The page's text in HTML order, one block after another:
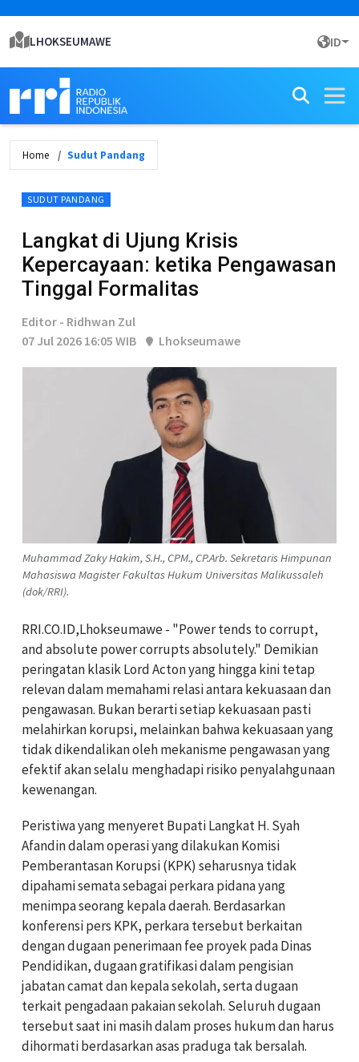
LHOKSEUMAWE ID
Home Sudut Pandang
SUDUT PANDANG
Langkat di Ujung Krisis
Kepercayaan: ketika Pengawasan
Tinggal Formalitas
Editor - Ridhwan Zul
07 Jul 2026 16:05 WIB
Lhokseumawe
Muhammad Zaky Hakim, S.H., CPM., CP.Arb. Sekretaris Himpunan
Mahasiswa Magister Fakultas Hukum Universitas Malikussaleh
(dok/RRI).
RRI.CO.ID,Lhokseumawe - "Power tends to corrupt,
and absolute power corrupts absolutely." Demikian
peringatan klasik Lord Acton yang hingga kini tetap
relevan dalam memahami relasi antara kekuasaan dan
pengawasan. Bukan berarti setiap kekuasaan pasti
melahirkan korupsi, melainkan bahwa kekuasaan yang
tidak dikendalikan oleh mekanisme pengawasan yang
efektif akan selalu menghadapi risiko penyalahgunaan
kewenangan.
Peristiwa yang menyeret Bupati Langkat H. Syah
Afandin dalam operasi yang dilakukan Komisi
Pemberantasan Korupsi (KPK) seharusnya tidak
dipahami semata sebagai perkara pidana yang
menimpa seorang kepala daerah. Berdasarkan
konferensi pers KPK, perkara tersebut berkaitan
dengan dugaan penerimaan fee proyek pada Dinas
Pendidikan, dugaan gratifikasi dalam pengisian
jabatan camat dan kepala sekolah, serta dugaan
terkait pengadaan pakaian sekolah. Seluruh dugaan
tersebut saat ini masih dalam proses hukum dan harus
dihormati berdasarkan asas praduga tak bersalah.